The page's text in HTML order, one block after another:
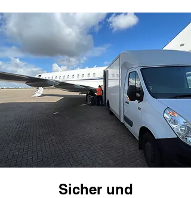
Sicher und